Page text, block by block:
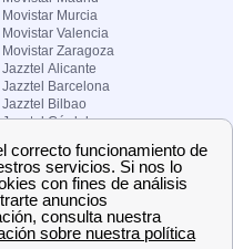
Movistar Murcia
Movistar Valencia
Movistar Zaragoza
Jazztel Alicante
Jazztel Barcelona
Jazztel Bilbao
Jazztel Córdoba
Jazztel Málaga
Jazztel Valencia
Jazztel Zaragoza